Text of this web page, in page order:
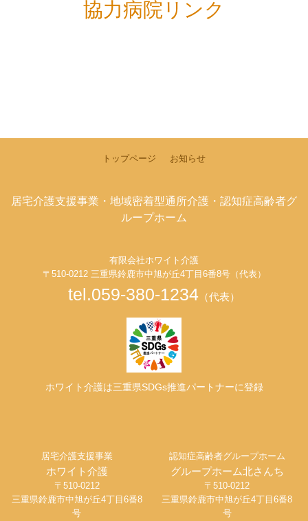
協力病院リンク
トップページ お知らせ
居宅介護支援事業・地域密着型通所介護・認知症高齢者グ
ループホーム
有限会社ホワイト介護
〒510-0212 三重県鈴鹿市中旭が丘4丁目6番8号（代表）
tel.059-380-1234 （代表）
ホワイト介護は三重県SDGs推進パートナーに登録
居宅介護支援事業
ホワイト介護
〒510-0212
三重県鈴鹿市中旭が丘4丁目6番8
号
認知症高齢者グループホーム
グループホーム北さんち
〒510-0212
三重県鈴鹿市中旭が丘4丁目6番8
号